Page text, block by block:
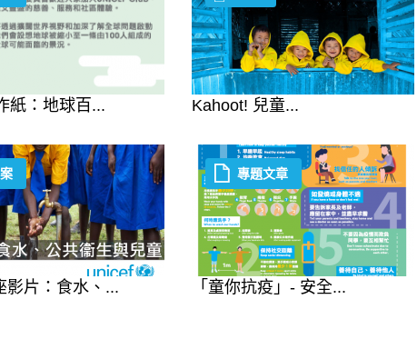
紙：地球百... Kahoot! 兒童...
影片：食水、... 「童你抗疫」- 安全...
專題文章